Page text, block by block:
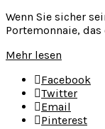
Wenn Sie sicher
Portemonnaie,
Mehr lesen
Facebook
Twitter
Email
Pinterest